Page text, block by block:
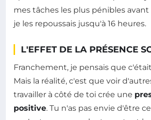
mes tâches les plus pénibles
je les repoussais jusqu'à 16 heures.
L'EFFET DE LA PRÉSENCE
Franchement, je pensais que
Mais la réalité, c'est que voir
travailler à côté de toi crée une
positive. Tu n'as pas envie d'être